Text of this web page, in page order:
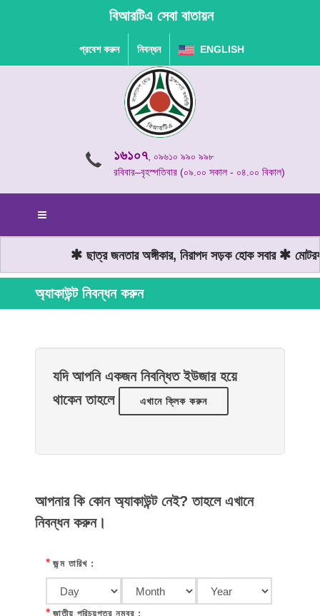
বিআরটিএ সেবা বাতায়ন
প্রবেশ করুন নিবন্ধন ENGLISH
১৬১০৭, ০৯৬১০ ৯৯০ ৯৯৮
রবিবার–বৃহস্পতিবার (০৯.০০ সকাল - ০৪.০০ বিকাল)
ছাত্র জনতার অঙ্গীকার, নিরাপদ সড়ক হোক সবার
অ্যাকাউন্ট নিবন্ধন করুন
যদি আপনি একজন নিবন্ধিত ইউজার হয়ে
থাকেন তাহলে
এখানে ক্লিক করুন
আপনার কি কোন অ্যাকাউন্ট নেই? তাহলে এখানে
নিবন্ধন করুন।
* জন্ম তারিখ :
* জাতীয় পরিচয়পত্র নম্বর :